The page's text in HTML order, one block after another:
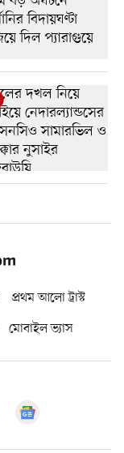
প্রথম আলো ট্রাস্ট
মোবাইল ভ্যাস